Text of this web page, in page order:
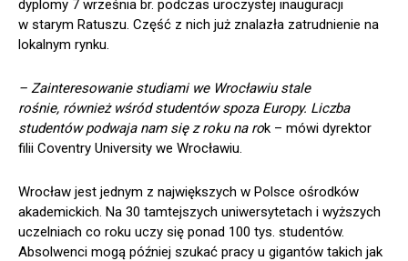
dyplomy 7 września br. podczas uroczystej inauguracji
w starym Ratuszu. Część z nich już znalazła zatrudnienie na
lokalnym rynku.
– Zainteresowanie studiami we Wrocławiu stale
rośnie, również wśród studentów spoza Europy. Liczba
studentów podwaja nam się z roku na rok – mówi dyrektor
filii Coventry University we Wrocławiu.
Wrocław jest jednym z największych w Polsce ośrodków
akademickich. Na 30 tamtejszych uniwersytetach i wyższych
uczelniach co roku uczy się ponad 100 tys. studentów.
Absolwenci mogą później szukać pracy u gigantów takich jak